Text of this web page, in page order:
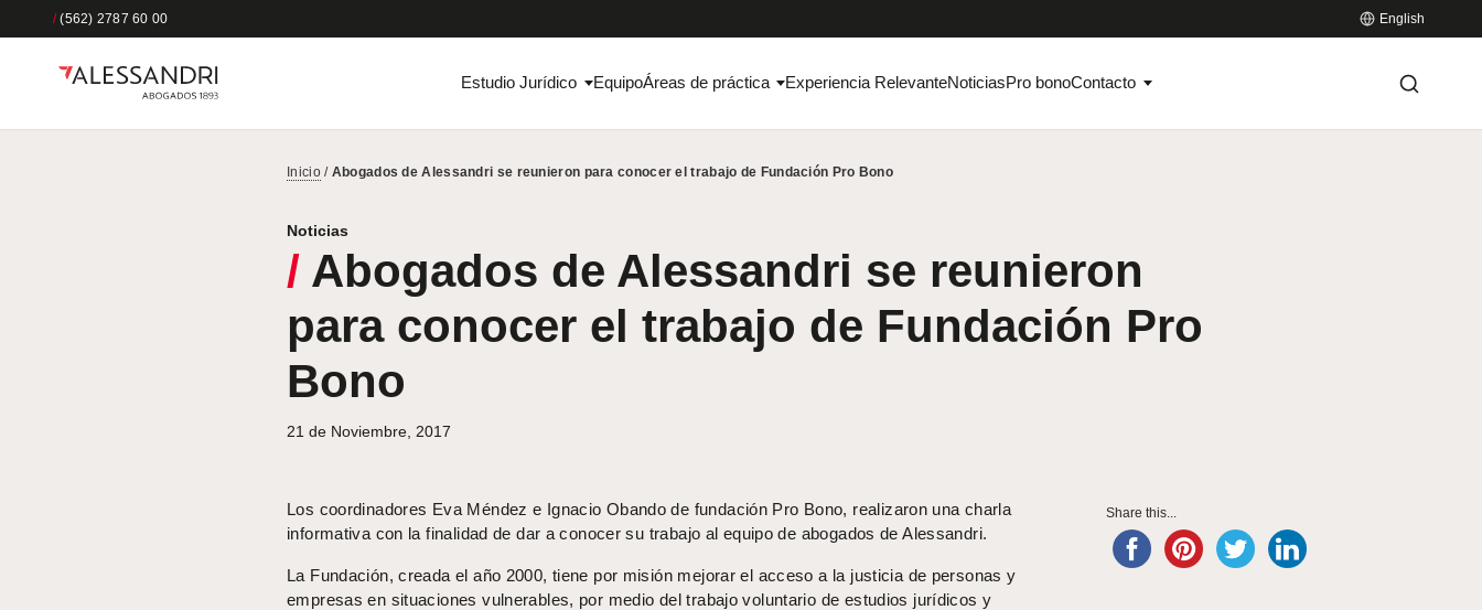
/(562) 2787 60 00 English
Estudio Jurídico EquipoÁreas de práctica Experiencia RelevanteNoticiasPro bonoContacto
Inicio/ Abogados de Alessandri se reunieron para conocer el trabajo de Fundación Pro Bono
Noticias
/ Abogados de Alessandri se reunieron
para conocer el trabajo de Fundación Pro
Bono
21 de Noviembre, 2017
Los coordinadores Eva Méndez e Ignacio Obando de fundación Pro Bono, realizaron una charla
informativa con la finalidad de dar a conocer su trabajo al equipo de abogados de Alessandri.
La Fundación, creada el año 2000, tiene por misión mejorar el acceso a la justicia de personas y
empresas en situaciones vulnerables, por medio del trabajo voluntario de estudios jurídicos y
Share this...